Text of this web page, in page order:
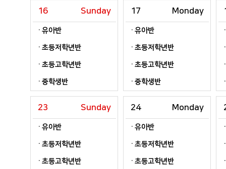
16 Sunday
유아반
초등저학년반
초등고학년반
중학생반
17 Monday
유아반
초등저학년반
초등고학년반
중학생반
23 Sunday
유아반
초등저학년반
초등고학년반
24 Monday
유아반
초등저학년반
초등고학년반